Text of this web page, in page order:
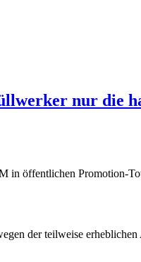
nur die
in öffentlichen Promotion-
der teilweise